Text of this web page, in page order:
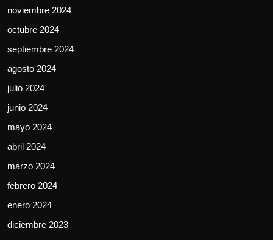
noviembre 2024
octubre 2024
septiembre 2024
agosto 2024
julio 2024
junio 2024
mayo 2024
abril 2024
marzo 2024
febrero 2024
enero 2024
diciembre 2023